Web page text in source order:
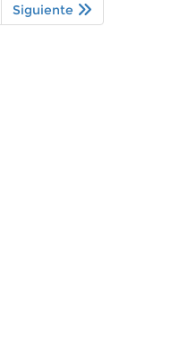
Siguiente